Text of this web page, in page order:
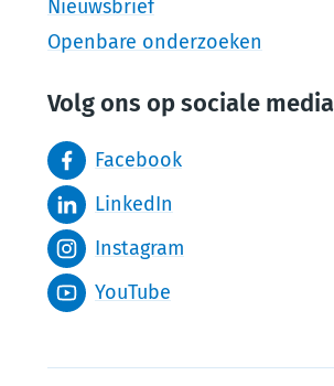
Nieuwsbrief
Openbare onderzoeken
Volg ons op sociale media
Facebook
LinkedIn
Instagram
YouTube